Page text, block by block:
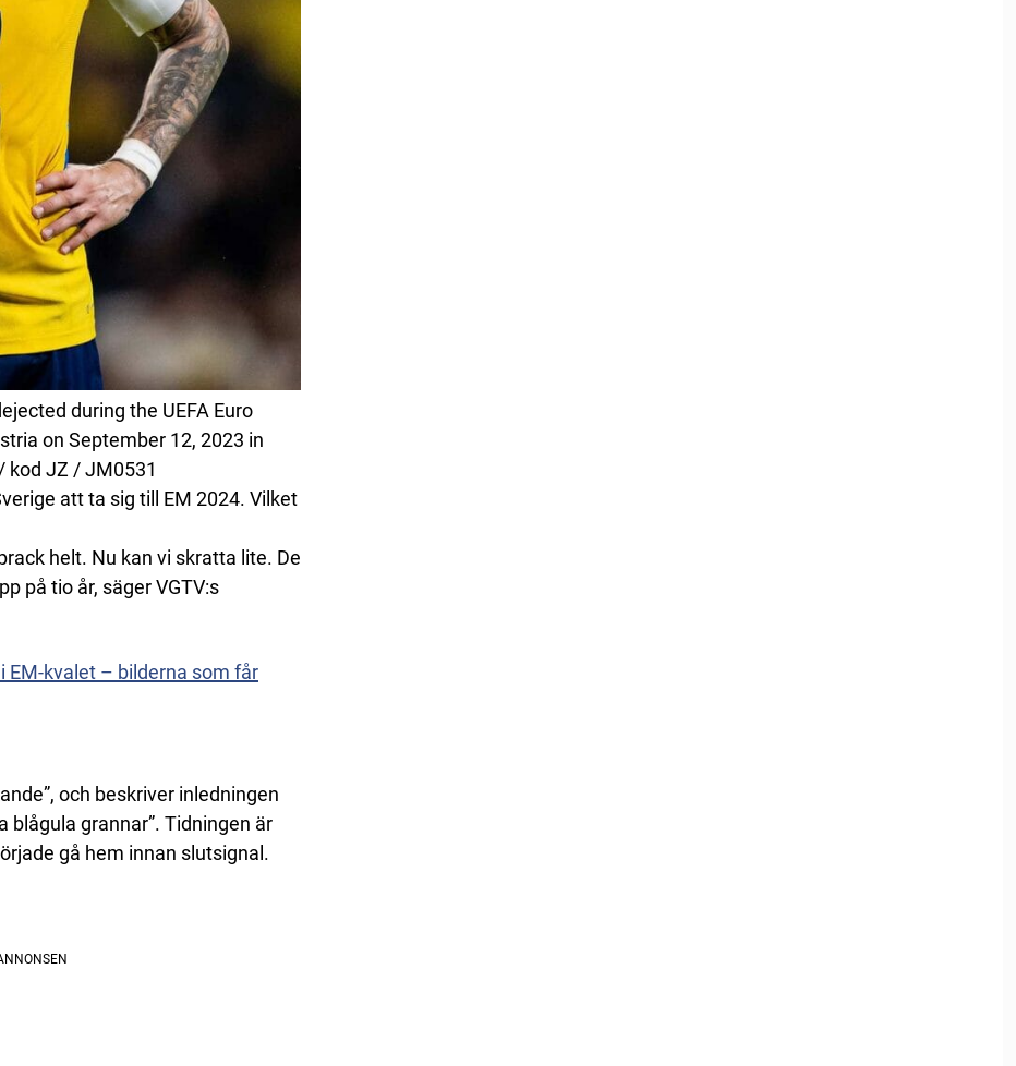
during the UEFA Euro
on September 12, 2023 in
kod JZ / JM0531
att ta sig till EM 2024. Vilket
helt. Nu kan vi skratta lite. De
på tio år, säger VGTV:s
EM-kvalet – bilderna som får
och beskriver inledningen
blågula grannar”. Tidningen är
gå hem innan slutsignal.